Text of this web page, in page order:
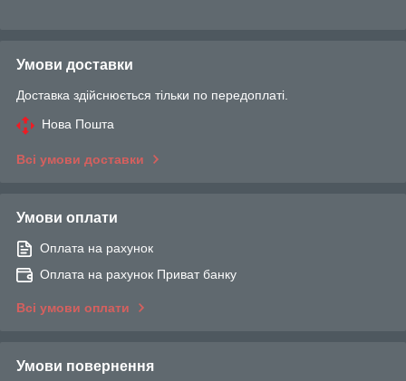
Умови доставки
Доставка здійснюється тільки по передоплаті.
Нова Пошта
Всі умови доставки
Умови оплати
Оплата на рахунок
Оплата на рахунок Приват банку
Всі умови оплати
Умови повернення